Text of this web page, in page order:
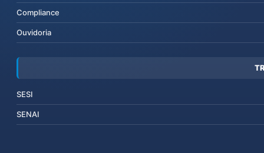
Compliance
Ouvidoria
SESI
SENAI